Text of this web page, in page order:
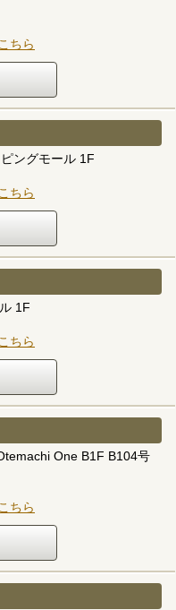
ちら
ングモール 1F
ちら
1F
ちら
One B1F B104号
ちら